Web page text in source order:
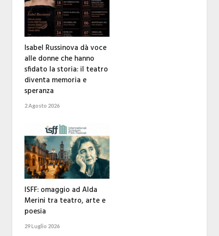
Isabel Russinova dà voce
alle donne che hanno
sfidato la storia: il teatro
diventa memoria e
speranza
2 Agosto 2026
ISFF: omaggio ad Alda
Merini tra teatro, arte e
poesia
29 Luglio 2026